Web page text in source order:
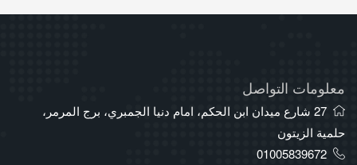
معلومات التواصل
27 شارع ميدان ابن الحكم، امام دنيا الجمبري، برج المرمر،
حلمية الزيتون
01005839672